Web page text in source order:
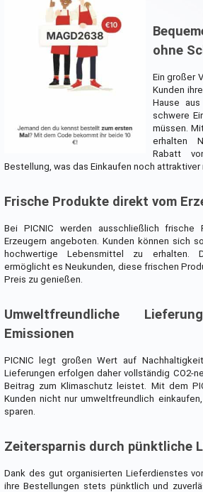
ohne
Ein großer
Kunden
Hause
schwere
müssen.
erhalten
Rabatt
Bestellung, was das Einkaufen noch attraktiver
Frische Produkte direkt vom
Bei PICNIC werden ausschließlich frische
Erzeugern angeboten. Kunden können sich
hochwertige Lebensmittel zu erhalten.
ermöglicht es Neukunden, diese frischen
Preis zu genießen.
Umweltfreundliche
Emissionen
PICNIC legt großen Wert auf
Lieferungen erfolgen daher vollständig CO2-
Beitrag zum Klimaschutz leistet. Mit dem
Kunden nicht nur umweltfreundlich
sparen.
Zeitersparnis durch pünktliche
Dank des gut organisierten Lieferdienstes
ihre Bestellungen stets pünktlich und